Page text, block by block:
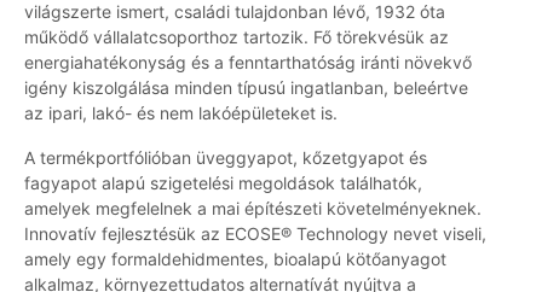
világszerte ismert, családi tulajdonban lévő, 1932 óta
működő vállalatcsoporthoz tartozik. Fő törekvésük az
energiahatékonyság és a fenntarthatóság iránti növekvő
igény kiszolgálása minden típusú ingatlanban, beleértve
az ipari, lakó- és nem lakóépületeket is.
A termékportfólióban üveggyapot, kőzetgyapot és
fagyapot alapú szigetelési megoldások találhatók,
amelyek megfelelnek a mai építészeti követelményeknek.
Innovatív fejlesztésük az ECOSE® Technology nevet viseli,
amely egy formaldehidmentes, bioalapú kötőanyagot
alkalmaz, környezettudatos alternatívát nyújtva a